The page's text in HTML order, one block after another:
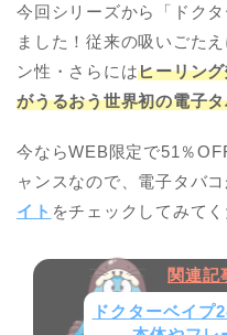
今回シリーズから「ドク
ました！従来の吸いごた
ン性・さらにはヒーリン
がうるおう世界初の電子
今ならWEB限定で51％
ャンスなので、電子タバ
イト をチェックしてみてく
ドクターベイプ